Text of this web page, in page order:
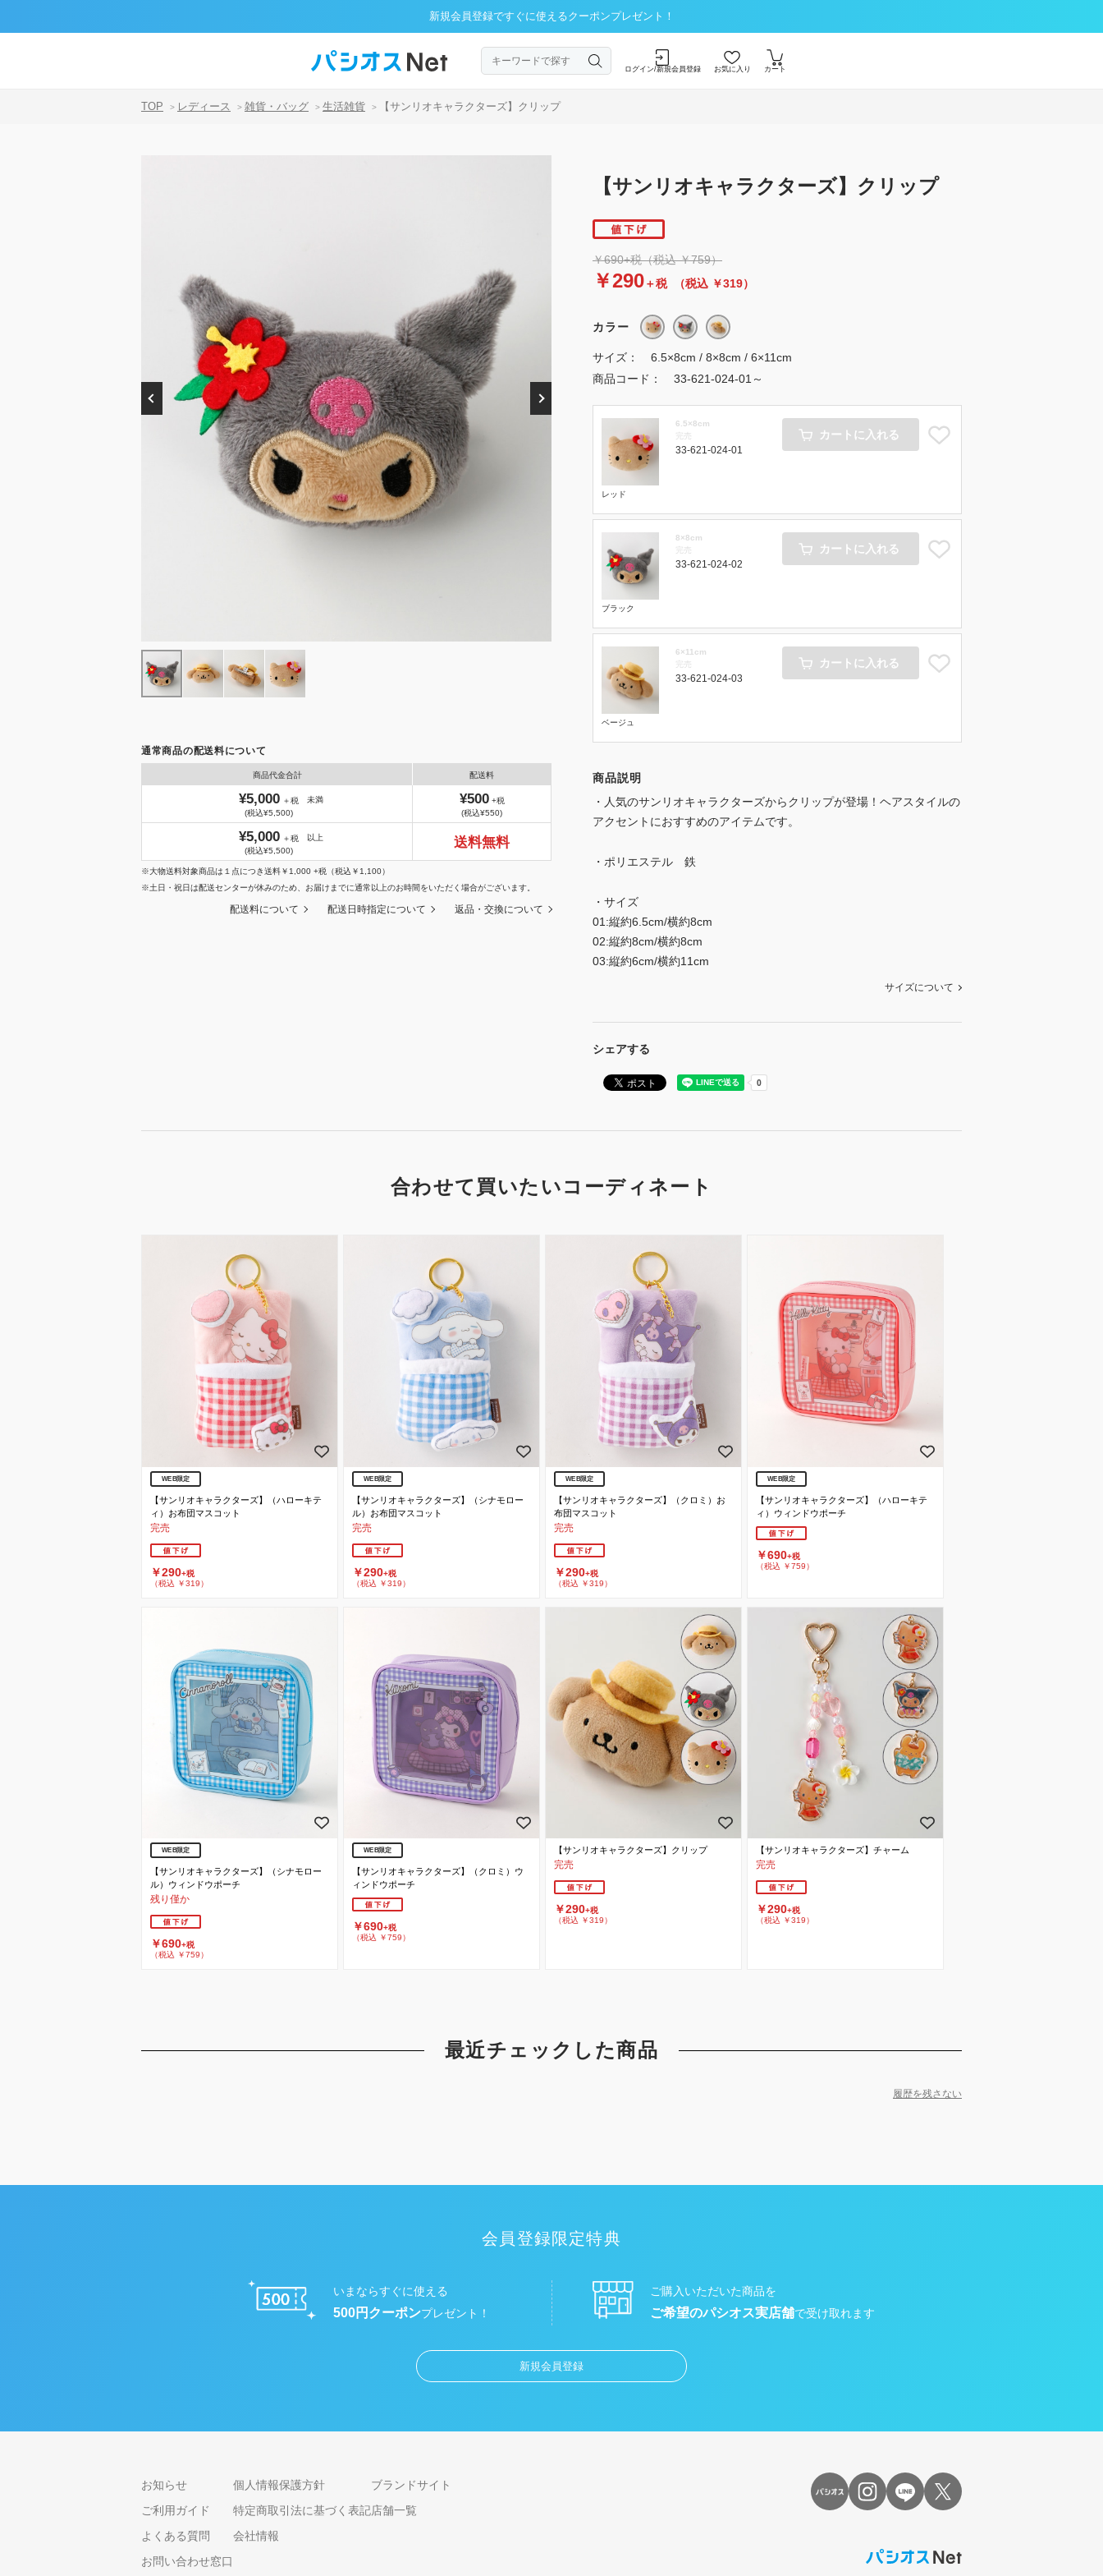
新規会員登録ですぐに使えるクーポンプレゼント！
ログイン/新規会員登録 お気に入り カート
TOP > レディース > 雑貨・バッグ > 生活雑貨 > 【サンリオキャラクターズ】クリップ
通常商品の配送料について
商品代金合計 配送料
¥5,000 ＋税
(税込¥5,500)
未満 ¥500+税
(税込¥550)
¥5,000 ＋税
(税込¥5,500)
以上 送料無料
※大物送料対象商品は１点につき送料￥1,000 +税（税込￥1,100）
※土日・祝日は配送センターが休みのため、お届けまでに通常以上のお時間をいただく場合がございます。
配送料について 配送日時指定について 返品・交換について
シェアする
【サンリオキャラクターズ】クリップ
￥690+税（税込 ￥759）
￥290＋税 （税込 ￥319）
カラー
サイズ：
6.5×8cm / 8×8cm / 6×11cm
商品コード：
33-621-024-01～
レッド
6.5×8cm
完売
33-621-024-01
カートに入れる
ブラック
8×8cm
完売
33-621-024-02
カートに入れる
ベージュ
6×11cm
完売
33-621-024-03
カートに入れる
商品説明
・人気のサンリオキャラクターズからクリップが登場！ヘアスタイルの
アクセントにおすすめのアイテムです。
・ポリエステル 鉄
・サイズ
01:縦約6.5cm/横約8cm
02:縦約8cm/横約8cm
03:縦約6cm/横約11cm
サイズについて
合わせて買いたいコーディネート
WEB限定
【サンリオキャラクターズ】（ハローキテ
ィ）お布団マスコット
完売
￥290+税
（税込 ￥319）
WEB限定
【サンリオキャラクターズ】（シナモロー
ル）お布団マスコット
完売
￥290+税
（税込 ￥319）
WEB限定
【サンリオキャラクターズ】（クロミ）お
布団マスコット
完売
￥290+税
（税込 ￥319）
WEB限定
【サンリオキャラクターズ】（ハローキテ
ィ）ウィンドウポーチ
￥690+税
（税込 ￥759）
WEB限定
【サンリオキャラクターズ】（シナモロー
ル）ウィンドウポーチ
残り僅か
￥690+税
（税込 ￥759）
WEB限定
【サンリオキャラクターズ】（クロミ）ウ
ィンドウポーチ
￥690+税
（税込 ￥759）
【サンリオキャラクターズ】クリップ
完売
￥290+税
（税込 ￥319）
【サンリオキャラクターズ】チャーム
完売
￥290+税
（税込 ￥319）
最近チェックした商品
履歴を残さない
会員登録限定特典
いまならすぐに使える
500円クーポンプレゼント！
ご購入いただいた商品を
ご希望のパシオス実店舗で受け取れます
新規会員登録
お知らせ
ご利用ガイド
よくある質問
お問い合わせ窓口
個人情報保護方針
特定商取引法に基づく表記
会社情報
ブランドサイト
店舗一覧